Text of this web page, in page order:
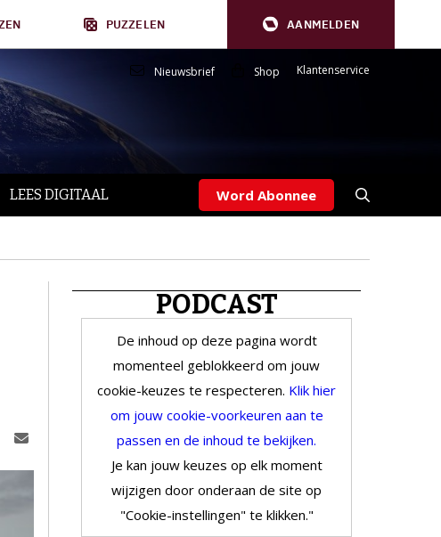
PUZZELEN AANMELDEN
Nieuwsbrief Shop Klantenservice
LEES DIGITAAL Word Abonnee
PODCAST
De inhoud op deze pagina wordt
momenteel geblokkeerd om jouw
cookie-keuzes te respecteren. Klik hier
om jouw cookie-voorkeuren aan te
passen en de inhoud te bekijken.
Je kan jouw keuzes op elk moment
wijzigen door onderaan de site op
"Cookie-instellingen" te klikken."